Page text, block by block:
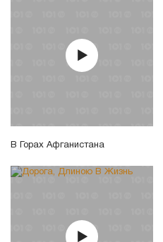
В Горах Афганистана